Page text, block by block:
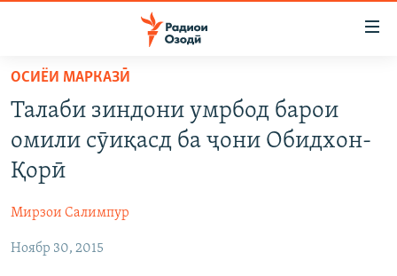
Ҷаҳиш
мояи
аслӣ
Ҷаҳиш
ба
феҳристи
Ҷаҳиш
ГӮШАҲО
ҚАЗИЯИ "КРОКУС"
ОСИЁИ МАРКАЗӢ
РӮЗГОРИ МУҲОҶИР
ТАҲҚИҚОТ
ҶАНГ ДАР УКРАИНА
ОСИЁИ МАРКАЗӢ
Талаби зиндони умрбод барои
омили сӯиқасд ба ҷони Обидхон-
Қорӣ
Мирзои Салимпур
Ноябр 30, 2015